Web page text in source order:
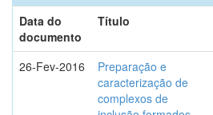
Data do
documento
Título
26-Fev-2016
Preparação e
caracterização de
complexos de